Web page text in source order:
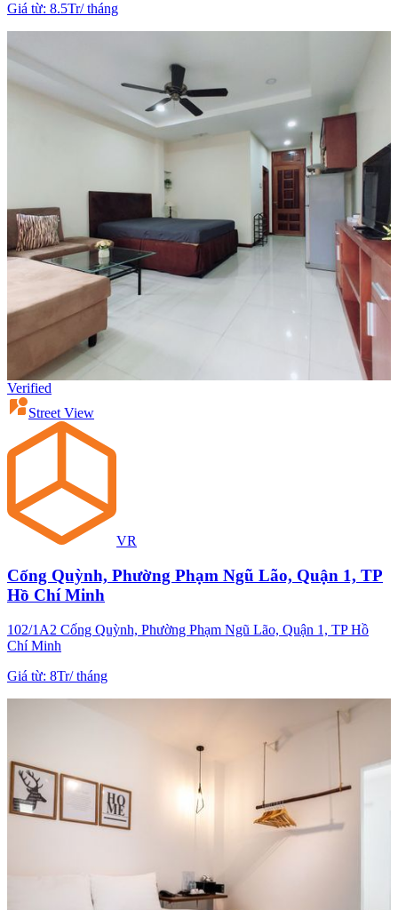
Giá từ: 8.5Tr/tháng
Verified
Street View
VR
Cống Quỳnh, Phường Phạm Ngũ Lão, Quận 1, TP
Hồ Chí Minh
102/1A2 Cống Quỳnh, Phường Phạm Ngũ Lão, Quận 1, TP Hồ
Chí Minh
Giá từ: 8Tr/tháng